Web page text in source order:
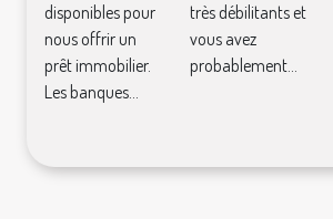
disponibles pour
nous offrir un
prêt immobilier.
Les banques...
très débilitants et
vous avez
probablement...